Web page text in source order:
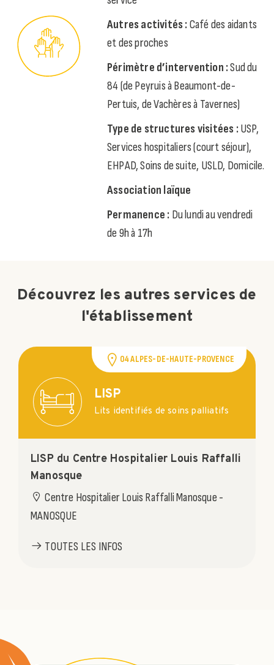
Autres activités :Café des aidants
et des proches
Périmètre d’intervention :Sud du
84 (de Peyruis à Beaumont-de-
Pertuis, de Vachères à Tavernes)
Type de structures visitées :USP,
Services hospitaliers (court séjour),
EHPAD, Soins de suite, USLD, Domicile.
Association laïque
Permanence : Du lundi au vendredi
de 9h à 17h
Découvrez les autres services de
l'établissement
04 ALPES-DE-HAUTE-PROVENCE
LISP
Lits identifiés de soins palliatifs
LISP du Centre Hospitalier Louis Raffalli
Manosque
Centre Hospitalier Louis Raffalli Manosque -
MANOSQUE
TOUTES LES INFOS